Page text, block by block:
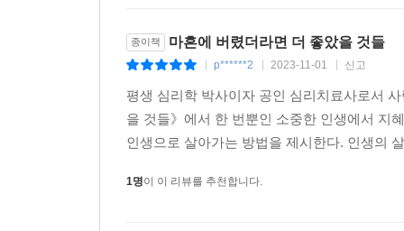
종이책 마흔에 버렸더라면 더 좋았을 것들
p******2 2023-11-01 신고
평생 심리학 박사이자 공인 심리치료사로서
을 것들》에서 한 번뿐인 소중한 인생에서 지
인생으로 살아가는 방법을 제시한다. 인생의
1명이 이 리뷰를 추천합니다.